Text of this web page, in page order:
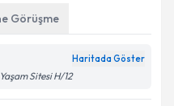
Görüşme
Haritada Göster
Sitesi H/12